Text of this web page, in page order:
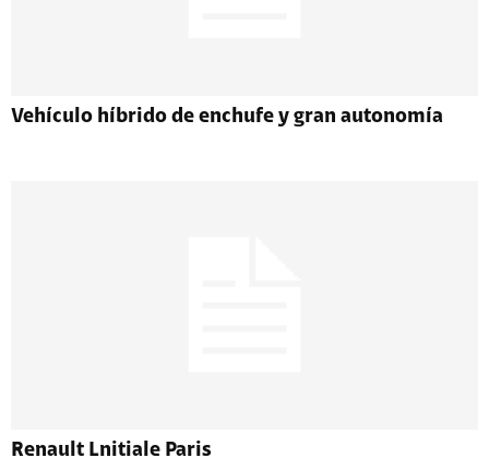
Vehículo híbrido de enchufe y gran autonomía
Renault Lnitiale Paris